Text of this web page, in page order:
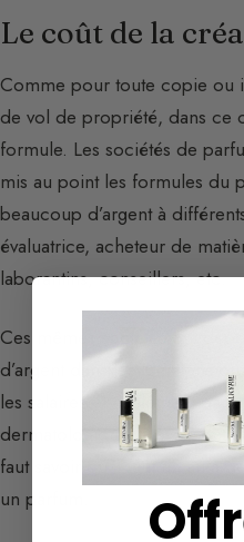
Le coût de la
Comme pour toute copie ou
de vol de propriété, dans ce
formule. Les sociétés de
mis au point les formules du
beaucoup d’argent à
évaluatrice, acheteur de
laborantins, conseillers, etc.
Ces mêmes sociétés ont
d’argent dans les locations ou
les salaires et également dans
dermatologiques. Ils se sont
faut savoir qu’il faut un an à
un parfum.